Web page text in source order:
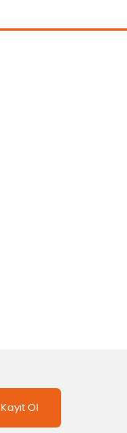
Kayıt Ol